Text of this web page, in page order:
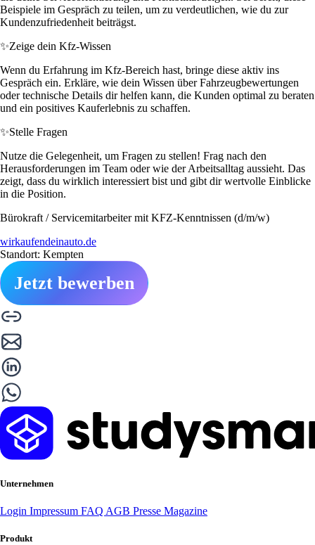
Beispiele im Gespräch zu teilen, um zu verdeutlichen, wie du zur
Kundenzufriedenheit beiträgst.
✨Zeige dein Kfz-Wissen
Wenn du Erfahrung im Kfz-Bereich hast, bringe diese aktiv ins
Gespräch ein. Erkläre, wie dein Wissen über Fahrzeugbewertungen
oder technische Details dir helfen kann, die Kunden optimal zu beraten
und ein positives Kauferlebnis zu schaffen.
✨Stelle Fragen
Nutze die Gelegenheit, um Fragen zu stellen! Frag nach den
Herausforderungen im Team oder wie der Arbeitsalltag aussieht. Das
zeigt, dass du wirklich interessiert bist und gibt dir wertvolle Einblicke
in die Position.
Bürokraft / Servicemitarbeiter mit KFZ-Kenntnissen (d/m/w)
wirkaufendeinauto.de
Standort: Kempten
Jetzt bewerben
Unternehmen
Login Impressum FAQ AGB Presse Magazine
Produkt